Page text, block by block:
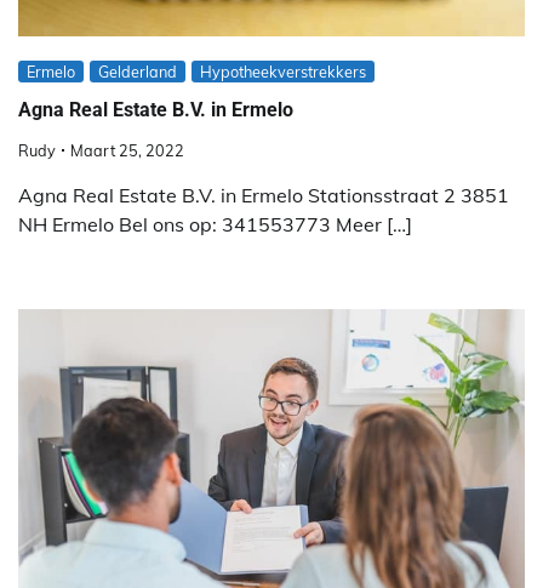
Ermelo Gelderland Hypotheekverstrekkers
Agna Real Estate B.V. in Ermelo
Rudy Maart 25, 2022
Agna Real Estate B.V. in Ermelo Stationsstraat 2 3851
NH Ermelo Bel ons op: 341553773 Meer […]